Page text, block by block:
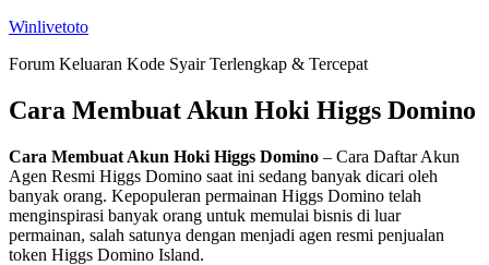
Skip
content
Winlivetoto
Forum Keluaran Kode Syair Terlengkap & Tercepat
Cara Membuat Akun Hoki Higgs Domino
Cara Membuat Akun Hoki Higgs Domino – Cara Daftar Akun
Agen Resmi Higgs Domino saat ini sedang banyak dicari oleh
banyak orang. Kepopuleran permainan Higgs Domino telah
menginspirasi banyak orang untuk memulai bisnis di luar
permainan, salah satunya dengan menjadi agen resmi penjualan
token Higgs Domino Island.